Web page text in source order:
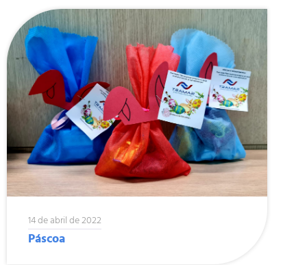
14 de abril de 2022
Páscoa